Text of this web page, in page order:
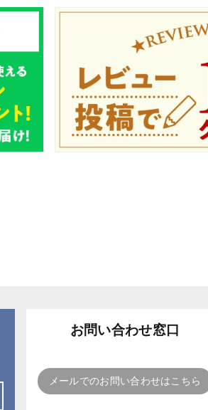
お問い合わせ窓口
メールでのお問い合わせはこちら